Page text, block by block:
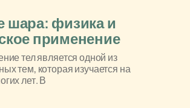
шара: физика и
применение
тел является одной из
тем, которая изучается на
лет. В